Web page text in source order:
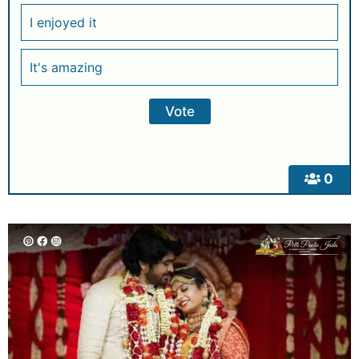
0
I enjoyed it
It's amazing